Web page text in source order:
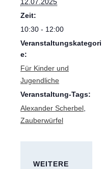
Zeit:
10:30 - 12:00
Veranstaltungskategori
e:
Für Kinder und
Jugendliche
Veranstaltung-Tags:
Alexander Scherbel
Zauberwürfel
WEITERE